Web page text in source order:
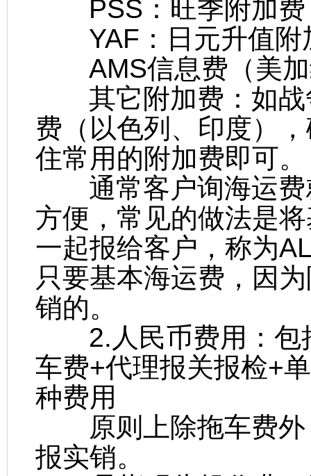
PSS：旺季附加费
YAF：日元升值附
AMS信息费（美加
其它附加费：如战
费（以色列、印度）
住常用的附加费即可。
通常客户询海运费
方便，常见的做法是
一起报给客户，称为
只要基本海运费，因
销的。
2.人民币费用：包
车费+代理报关报检+
种费用
原则上除拖车费外
报实销。